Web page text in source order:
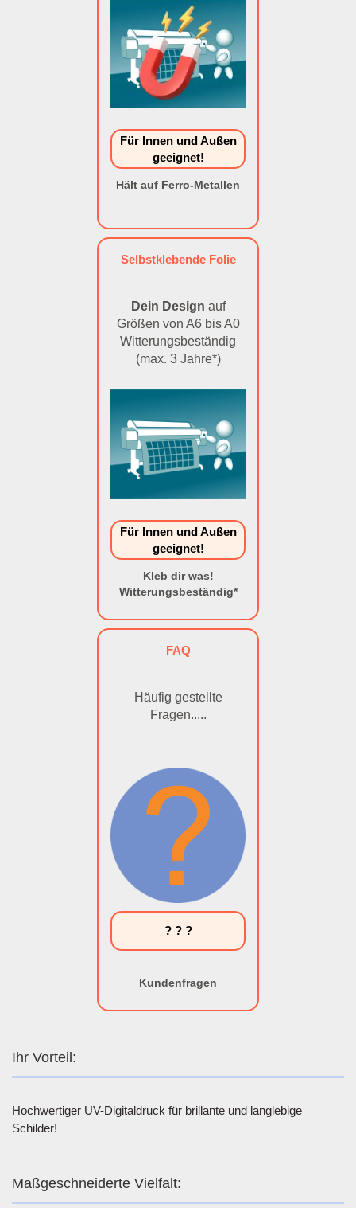
Für Innen und Außen
geeignet!
Hält auf Ferro-Metallen
Selbstklebende Folie
Dein Design auf
Größen von A6 bis A0
Witterungsbeständig
(max. 3 Jahre*)
Für Innen und Außen
geeignet!
Kleb dir was!
Witterungsbeständig*
FAQ
Häufig gestellte
Fragen.....
? ? ?
Kundenfragen
Ihr Vorteil:
Hochwertiger UV-Digitaldruck für brillante und langlebige
Schilder!
Maßgeschneiderte Vielfalt: